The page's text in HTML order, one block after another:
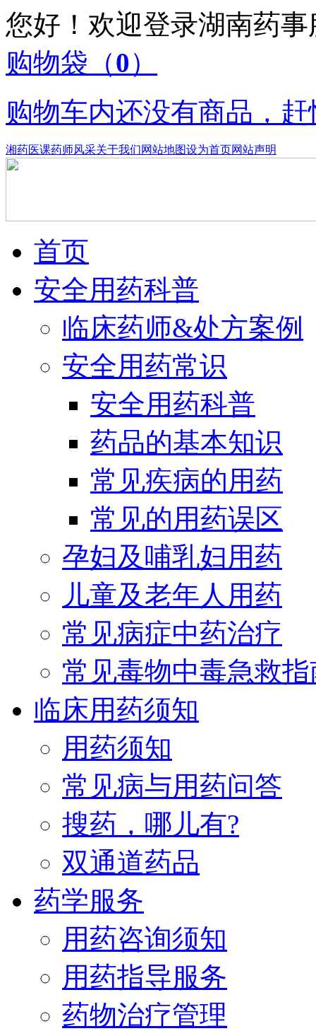
您好！欢迎登录湖南药
购物袋 （0）
购物车内还没有商品，
湘药医课药师风采关于我们网站地图设为首页网站声明
首页
安全用药科普
临床药师&处方案例
安全用药常识
安全用药科普
药品的基本知识
常见疾病的用药
常见的用药误区
孕妇及哺乳妇用药
儿童及老年人用药
常见病症中药治疗
常见毒物中毒急救指
临床用药须知
用药须知
常见病与用药问答
搜药，哪儿有?
双通道药品
药学服务
用药咨询须知
用药指导服务
药物治疗管理